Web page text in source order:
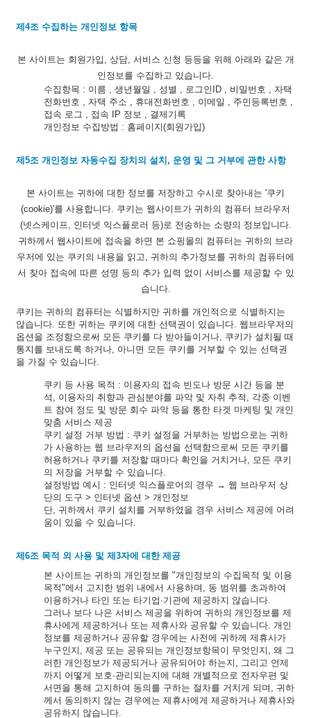
제4조 수집하는 개인정보 항목
본 사이트는 회원가입, 상담, 서비스 신청 등등을 위해 아래와 같은 개
인정보를 수집하고 있습니다.
수집항목 : 이름 , 생년월일 , 성별 , 로그인ID , 비밀번호 , 자택
전화번호 , 자택 주소 , 휴대전화번호 , 이메일 , 주민등록번호 ,
접속 로그 , 접속 IP 정보 , 결제기록
개인정보 수집방법 : 홈페이지(회원가입)
제5조 개인정보 자동수집 장치의 설치, 운영 및 그 거부에 관한 사항
본 사이트는 귀하에 대한 정보를 저장하고 수시로 찾아내는 '쿠키
(cookie)'를 사용합니다. 쿠키는 웹사이트가 귀하의 컴퓨터 브라우저
(넷스케이프, 인터넷 익스플로러 등)로 전송하는 소량의 정보입니다.
귀하께서 웹사이트에 접속을 하면 본 쇼핑몰의 컴퓨터는 귀하의 브라
우저에 있는 쿠키의 내용을 읽고, 귀하의 추가정보를 귀하의 컴퓨터에
서 찾아 접속에 따른 성명 등의 추가 입력 없이 서비스를 제공할 수 있
습니다.
쿠키는 귀하의 컴퓨터는 식별하지만 귀하를 개인적으로 식별하지는
않습니다. 또한 귀하는 쿠키에 대한 선택권이 있습니다. 웹브라우저의
옵션을 조정함으로써 모든 쿠키를 다 받아들이거나, 쿠키가 설치될 때
통지를 보내도록 하거나, 아니면 모든 쿠키를 거부할 수 있는 선택권
을 가질 수 있습니다.
쿠키 등 사용 목적 : 이용자의 접속 빈도나 방문 시간 등을 분
석, 이용자의 취향과 관심분야를 파악 및 자취 추적, 각종 이벤
트 참여 정도 및 방문 회수 파악 등을 통한 타겟 마케팅 및 개인
맞춤 서비스 제공
쿠키 설정 거부 방법 : 쿠키 설정을 거부하는 방법으로는 귀하
가 사용하는 웹 브라우저의 옵션을 선택함으로써 모든 쿠키를
허용하거나 쿠키를 저장할 때마다 확인을 거치거나, 모든 쿠키
의 저장을 거부할 수 있습니다.
설정방법 예시 : 인터넷 익스플로어의 경우 → 웹 브라우저 상
단의 도구 > 인터넷 옵션 > 개인정보
단, 귀하께서 쿠키 설치를 거부하였을 경우 서비스 제공에 어려
움이 있을 수 있습니다.
제6조 목적 외 사용 및 제3자에 대한 제공
본 사이트는 귀하의 개인정보를 "개인정보의 수집목적 및 이용
목적"에서 고지한 범위 내에서 사용하며, 동 범위를 초과하여
이용하거나 타인 또는 타기업·기관에 제공하지 않습니다.
그러나 보다 나은 서비스 제공을 위하여 귀하의 개인정보를 제
휴사에게 제공하거나 또는 제휴사와 공유할 수 있습니다. 개인
정보를 제공하거나 공유할 경우에는 사전에 귀하께 제휴사가
누구인지, 제공 또는 공유되는 개인정보항목이 무엇인지, 왜 그
러한 개인정보가 제공되거나 공유되어야 하는지, 그리고 언제
까지 어떻게 보호·관리되는지에 대해 개별적으로 전자우편 및
서면을 통해 고지하여 동의를 구하는 절차를 거치게 되며, 귀하
께서 동의하지 않는 경우에는 제휴사에게 제공하거나 제휴사와
공유하지 않습니다.